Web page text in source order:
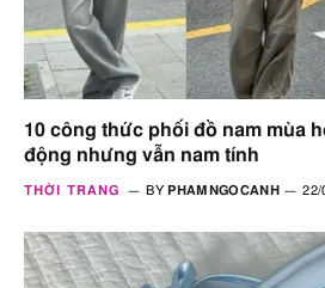
10 công thức phối đồ nam mùa
động nhưng vẫn nam tính
THỜI TRANG BY PHAMNGOCANH 22/